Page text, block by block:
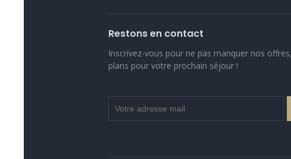
Restons en contact
Inscrivez-vous pour ne pas manquer nos
plans pour votre prochain séjour !